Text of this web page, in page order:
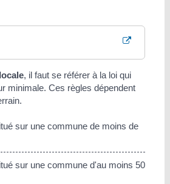
, il faut se référer à la loi qui
minimale. Ces règles dépendent
sur une commune de moins de
sur une commune d'au moins 50